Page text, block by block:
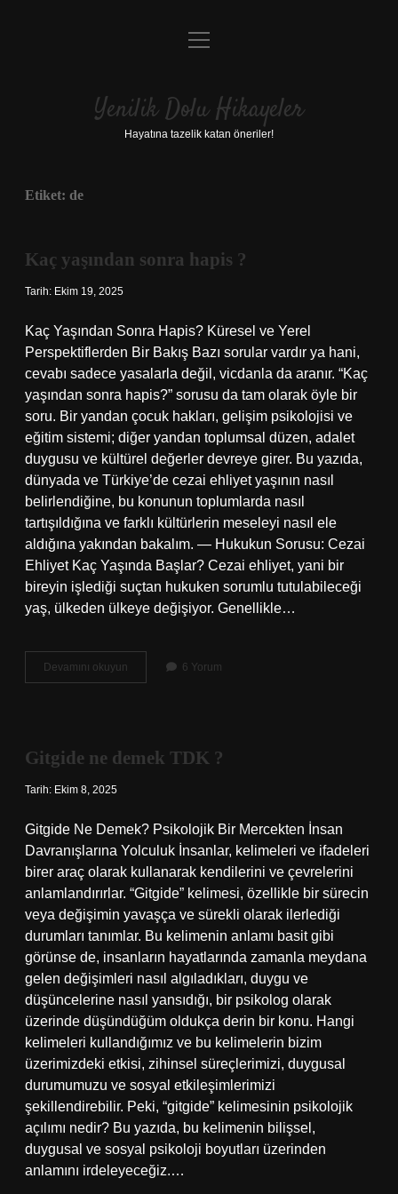
Anasayfa
Yasal Uyarı
menüyü
Yenilik Dolu Hikayeler
Hayatına tazelik katan öneriler!
Etiket: de
Kaç yaşından sonra hapis ?
Tarih: Ekim 19, 2025
Kaç Yaşından Sonra Hapis? Küresel ve Yerel
Perspektiflerden Bir Bakış Bazı sorular vardır ya hani,
cevabı sadece yasalarla değil, vicdanla da aranır. “Kaç
yaşından sonra hapis?” sorusu da tam olarak öyle bir
soru. Bir yandan çocuk hakları, gelişim psikolojisi ve
eğitim sistemi; diğer yandan toplumsal düzen, adalet
duygusu ve kültürel değerler devreye girer. Bu yazıda,
dünyada ve Türkiye’de cezai ehliyet yaşının nasıl
belirlendiğine, bu konunun toplumlarda nasıl
tartışıldığına ve farklı kültürlerin meseleyi nasıl ele
aldığına yakından bakalım. — Hukukun Sorusu: Cezai
Ehliyet Kaç Yaşında Başlar? Cezai ehliyet, yani bir
bireyin işlediği suçtan hukuken sorumlu tutulabileceği
yaş, ülkeden ülkeye değişiyor. Genellikle…
Devamını okuyun
yaşından
6 Yorum
Gitgide ne demek TDK ?
Tarih: Ekim 8, 2025
Gitgide Ne Demek? Psikolojik Bir Mercekten İnsan
Davranışlarına Yolculuk İnsanlar, kelimeleri ve ifadeleri
birer araç olarak kullanarak kendilerini ve çevrelerini
anlamlandırırlar. “Gitgide” kelimesi, özellikle bir sürecin
veya değişimin yavaşça ve sürekli olarak ilerlediği
durumları tanımlar. Bu kelimenin anlamı basit gibi
görünse de, insanların hayatlarında zamanla meydana
gelen değişimleri nasıl algıladıkları, duygu ve
düşüncelerine nasıl yansıdığı, bir psikolog olarak
üzerinde düşündüğüm oldukça derin bir konu. Hangi
kelimeleri kullandığımız ve bu kelimelerin bizim
üzerimizdeki etkisi, zihinsel süreçlerimizi, duygusal
durumumuzu ve sosyal etkileşimlerimizi
şekillendirebilir. Peki, “gitgide” kelimesinin psikolojik
açılımı nedir? Bu yazıda, bu kelimenin bilişsel,
duygusal ve sosyal psikoloji boyutları üzerinden
anlamını irdeleyeceğiz.…